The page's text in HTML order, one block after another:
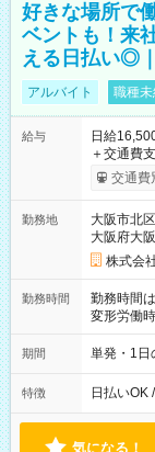
好きな場所で
ベントも！来
える日払い◎
アルバイト 職種
給与
日給
＋交通費支給 ★交通費全額支給！ ★日払いOK！
働いたそ
交通費
勤務地
大阪市北区
大阪府大
株式会
勤務時間
勤務時間
変形労働時間制
00～20：
期間 単発・1日
特徴 日払いOK
気になる！